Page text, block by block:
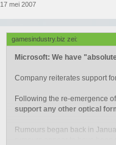
17 mei 2007
gamesindustry.biz zei:
Microsoft: We have
Company reiterates support
Following the re-emergence
support any other optical
Rumours began back in
rumours appear to have